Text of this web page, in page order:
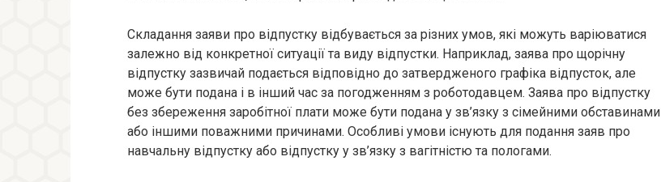
Складання заяви про відпустку відбувається за різних умов, які можуть варіюватися
залежно від конкретної ситуації та виду відпустки. Наприклад, заява про щорічну
відпустку зазвичай подається відповідно до затвердженого графіка відпусток, але
може бути подана і в інший час за погодженням з роботодавцем. Заява про відпустку
без збереження заробітної плати може бути подана у зв’язку з сімейними обставинами
або іншими поважними причинами. Особливі умови існують для подання заяв про
навчальну відпустку або відпустку у зв’язку з вагітністю та пологами.